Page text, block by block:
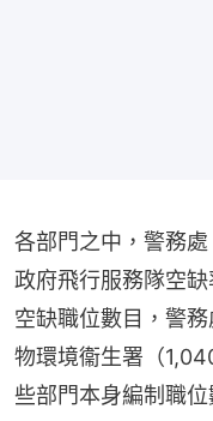
各部門之中，警務
政府飛行服務隊空
空缺職位數目，警
物環境衞生署（
些部門本身編制職位